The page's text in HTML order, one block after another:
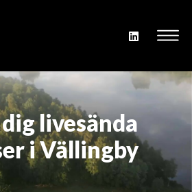
livesända
i Vällingby